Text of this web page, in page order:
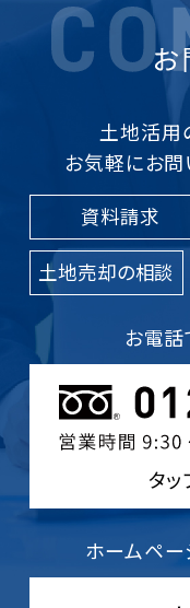
土地活用
お気軽にお問
資料請求
土地売却の相談
お電
タ
ホームペ